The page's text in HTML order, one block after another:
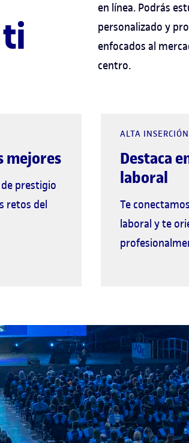
en línea. Podrás
personalizado y
enfocados al
centro.
mejores
prestigio
retos del
ALTA
Destaca
laboral
Te
laboral y te